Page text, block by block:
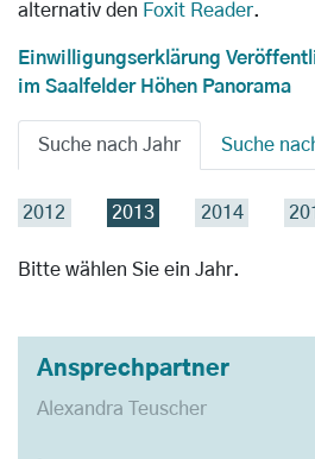
alternativ den Foxit Reader.
Einwilligungserklärung
im Saalfelder Höhen Panorama
Suche nach Jahr Suche
2012 2013 2014
Bitte wählen Sie ein Jahr.
Ansprechpartner
Alexandra Teuscher